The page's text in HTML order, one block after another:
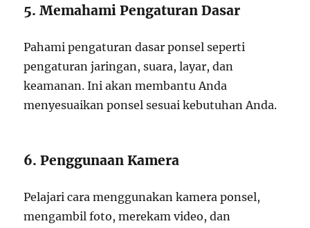
5. Memahami Pengaturan Dasar
Pahami pengaturan dasar ponsel seperti
pengaturan jaringan, suara, layar, dan
keamanan. Ini akan membantu Anda
menyesuaikan ponsel sesuai kebutuhan Anda.
6. Penggunaan Kamera
Pelajari cara menggunakan kamera ponsel,
mengambil foto, merekam video, dan